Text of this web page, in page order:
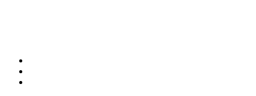
Comparteix